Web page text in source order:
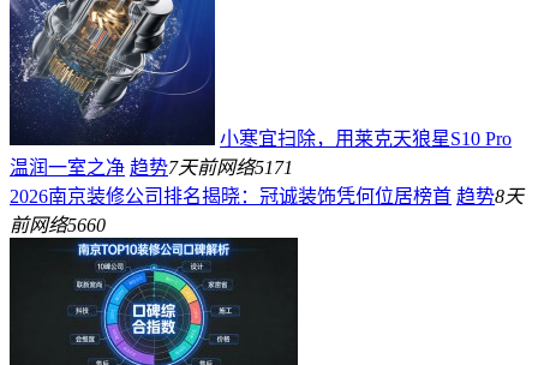
小寒宜扫除，用莱克天狼星S10 Pro
温润一室之净 趋势7天前网络5171
2026南京装修公司排名揭晓：冠诚装饰凭何位居榜首 趋势8天
前网络5660